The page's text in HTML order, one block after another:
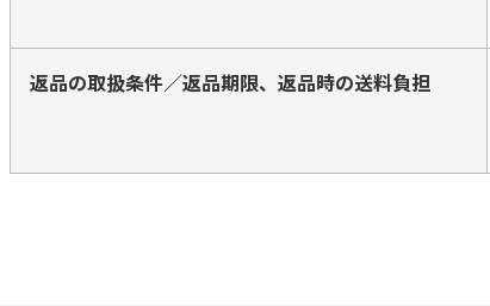
返品の取扱条件／返品期限、返品時の送料負担